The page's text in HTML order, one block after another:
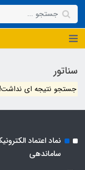
سناتور
جستجو نتیجه ای نداشت!
نماد اعتماد
ساماندهی